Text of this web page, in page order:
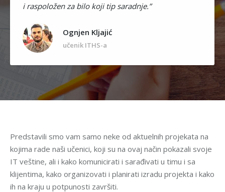
i raspoložen za bilo koji tip saradnje.”
Ognjen Kljajić
učenik ITHS-a
Predstavili smo vam samo neke od aktuelnih projekata na
kojima rade naši učenici, koji su na ovaj način pokazali svoje
IT veštine, ali i kako komunicirati i sarađivati u timu i sa
klijentima, kako organizovati i planirati izradu projekta i kako
ih na kraju u potpunosti završiti.